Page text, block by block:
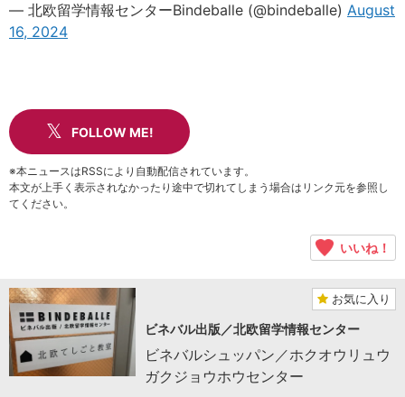
— 北欧留学情報センターBindeballe (@bindeballe) August
16, 2024
FOLLOW ME!
※本ニュースはRSSにより自動配信されています。
本文が上手く表示されなかったり途中で切れてしまう場合はリンク元を参照し
てください。
いいね！
お気に入り
ビネバル出版／北欧留学情報センター
ビネバルシュッパン／ホクオウリュウ
ガクジョウホウセンター